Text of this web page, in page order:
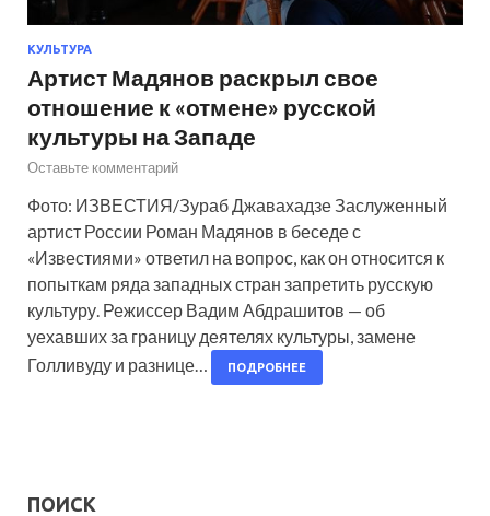
КУЛЬТУРА
Артист Мадянов раскрыл свое
отношение к «отмене» русской
культуры на Западе
Оставьте комментарий
Фото: ИЗВЕСТИЯ/Зураб Джавахадзе Заслуженный
артист России Роман Мадянов в беседе с
«Известиями» ответил на вопрос, как он относится к
попыткам ряда западных стран запретить русскую
культуру. Режиссер Вадим Абдрашитов — об
уехавших за границу деятелях культуры, замене
Голливуду и разнице…
ПОДРОБНЕЕ
ПОИСК